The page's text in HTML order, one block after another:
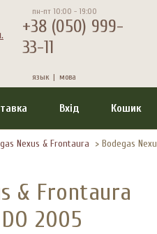
пн-пт 10:00 - 19:00
+38 (050) 999-
33-11
язык | мова
Вхід Кошик
Nexus & Frontaura > Bodegas
& Frontaura
2005